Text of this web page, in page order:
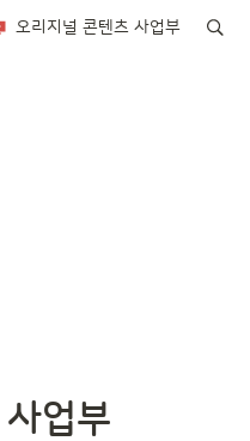
오리지널 콘텐츠 사업부
업부